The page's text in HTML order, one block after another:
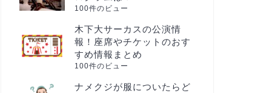
100件のビュー
木下大サーカスの公演情
報！座席やチケットのおす
すめ情報まとめ
100件のビュー
ナメクジが服についたらど